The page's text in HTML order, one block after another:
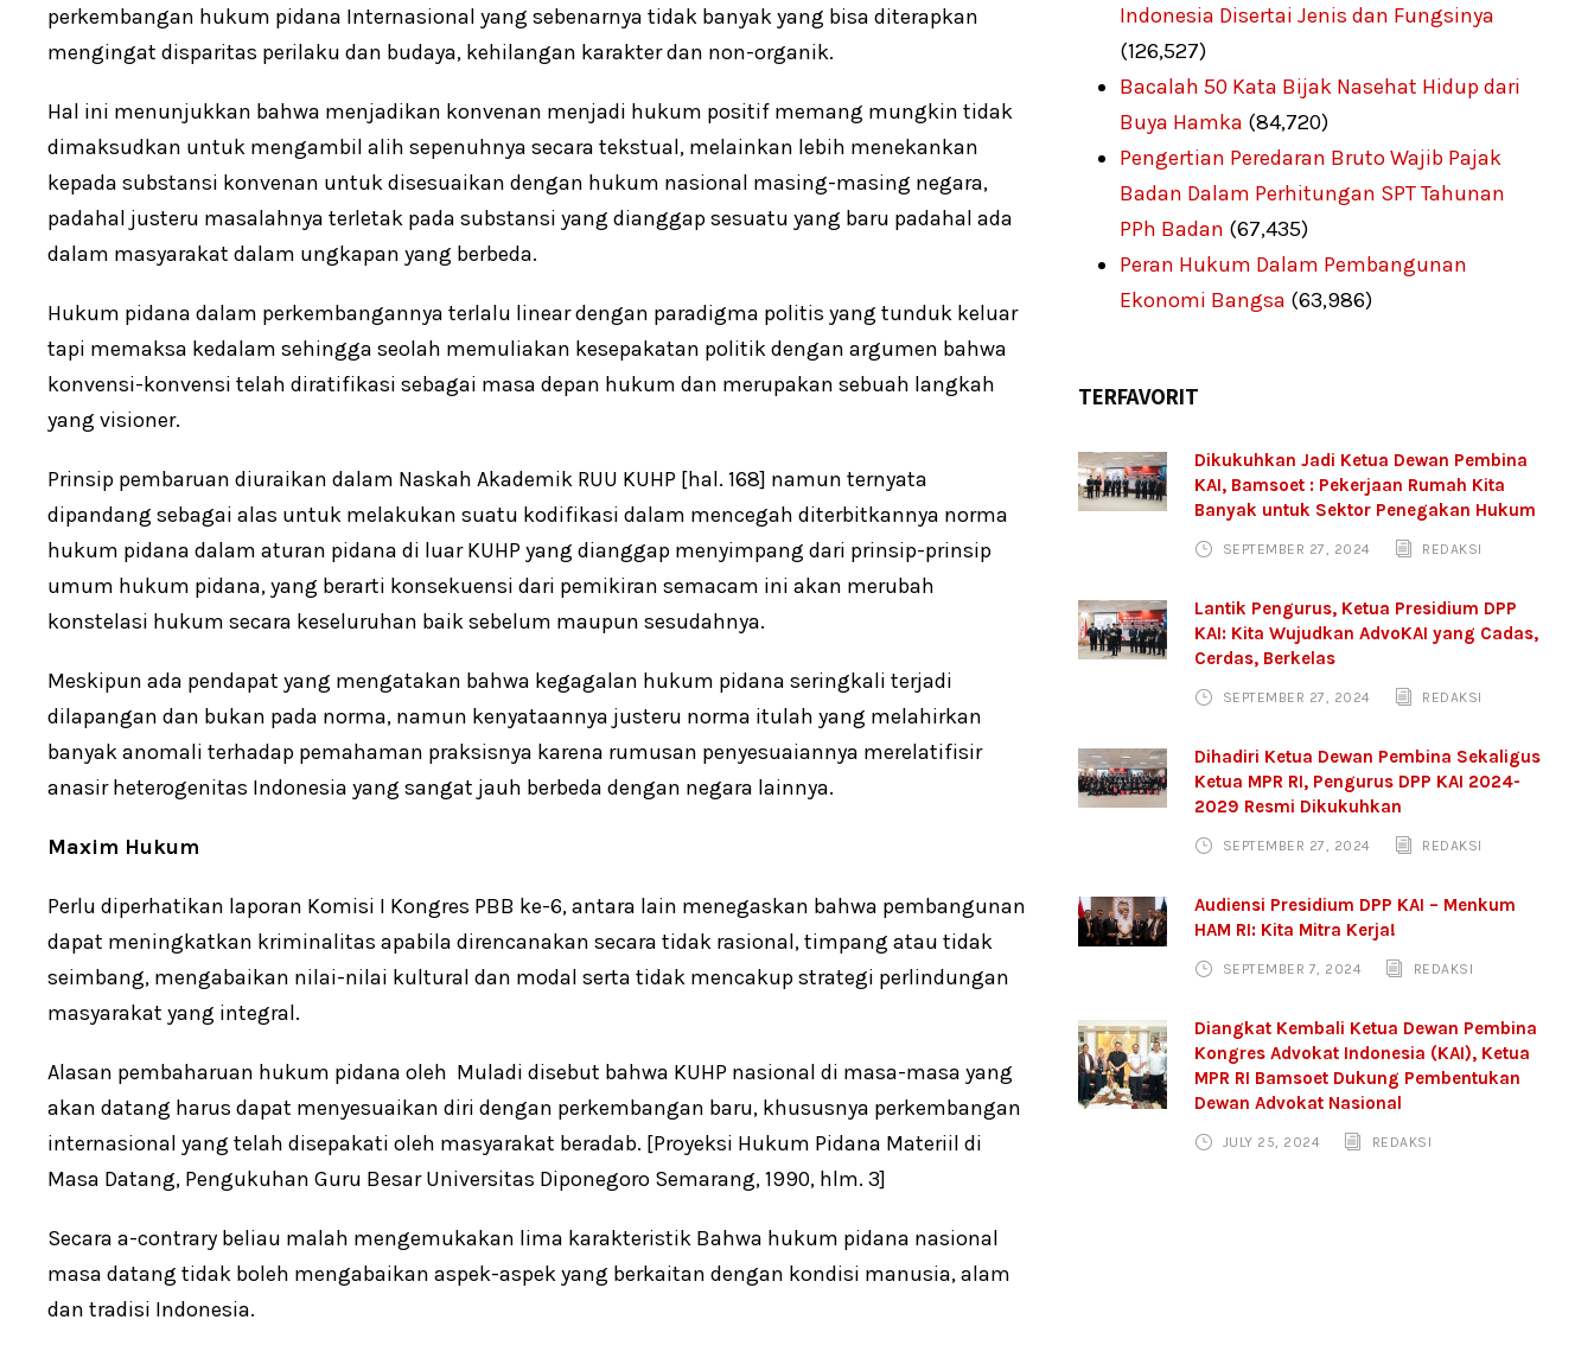
perkembangan hukum pidana Internasional yang sebenarnya tidak banyak yang bisa diterapkan
mengingat disparitas perilaku dan budaya, kehilangan karakter dan non-organik.
Hal ini menunjukkan bahwa menjadikan konvenan menjadi hukum positif memang mungkin tidak
dimaksudkan untuk mengambil alih sepenuhnya secara tekstual, melainkan lebih menekankan
kepada substansi konvenan untuk disesuaikan dengan hukum nasional masing-masing negara,
padahal justeru masalahnya terletak pada substansi yang dianggap sesuatu yang baru padahal ada
dalam masyarakat dalam ungkapan yang berbeda.
Hukum pidana dalam perkembangannya terlalu linear dengan paradigma politis yang tunduk keluar
tapi memaksa kedalam sehingga seolah memuliakan kesepakatan politik dengan argumen bahwa
konvensi-konvensi telah diratifikasi sebagai masa depan hukum dan merupakan sebuah langkah
yang visioner.
Prinsip pembaruan diuraikan dalam Naskah Akademik RUU KUHP [hal. 168] namun ternyata
dipandang sebagai alas untuk melakukan suatu kodifikasi dalam mencegah diterbitkannya norma
hukum pidana dalam aturan pidana di luar KUHP yang dianggap menyimpang dari prinsip-prinsip
umum hukum pidana, yang berarti konsekuensi dari pemikiran semacam ini akan merubah
konstelasi hukum secara keseluruhan baik sebelum maupun sesudahnya.
Meskipun ada pendapat yang mengatakan bahwa kegagalan hukum pidana seringkali terjadi
dilapangan dan bukan pada norma, namun kenyataannya justeru norma itulah yang melahirkan
banyak anomali terhadap pemahaman praksisnya karena rumusan penyesuaiannya merelatifisir
anasir heterogenitas Indonesia yang sangat jauh berbeda dengan negara lainnya.
Maxim Hukum
Perlu diperhatikan laporan Komisi I Kongres PBB ke-6, antara lain menegaskan bahwa pembangunan
dapat meningkatkan kriminalitas apabila direncanakan secara tidak rasional, timpang atau tidak
seimbang, mengabaikan nilai-nilai kultural dan modal serta tidak mencakup strategi perlindungan
masyarakat yang integral.
Alasan pembaharuan hukum pidana oleh Muladi disebut bahwa KUHP nasional di masa-masa yang
akan datang harus dapat menyesuaikan diri dengan perkembangan baru, khususnya perkembangan
internasional yang telah disepakati oleh masyarakat beradab. [Proyeksi Hukum Pidana Materiil di
Masa Datang, Pengukuhan Guru Besar Universitas Diponegoro Semarang, 1990, hlm. 3]
Secara a-contrary beliau malah mengemukakan lima karakteristik Bahwa hukum pidana nasional
masa datang tidak boleh mengabaikan aspek-aspek yang berkaitan dengan kondisi manusia, alam
dan tradisi Indonesia.
Indonesia Disertai Jenis dan Fungsinya
(126,527)
Bacalah 50 Kata Bijak Nasehat Hidup dari
Buya Hamka (84,720)
Pengertian Peredaran Bruto Wajib Pajak
Badan Dalam Perhitungan SPT Tahunan
PPh Badan (67,435)
Peran Hukum Dalam Pembangunan
Ekonomi Bangsa (63,986)
TERFAVORIT
Dikukuhkan Jadi Ketua Dewan Pembina
KAI, Bamsoet : Pekerjaan Rumah Kita
Banyak untuk Sektor Penegakan Hukum
SEPTEMBER 27, 2024 REDAKSI
Lantik Pengurus, Ketua Presidium DPP
KAI: Kita Wujudkan AdvoKAI yang Cadas,
Cerdas, Berkelas
SEPTEMBER 27, 2024 REDAKSI
Dihadiri Ketua Dewan Pembina Sekaligus
Ketua MPR RI, Pengurus DPP KAI 2024-
2029 Resmi Dikukuhkan
SEPTEMBER 27, 2024 REDAKSI
Audiensi Presidium DPP KAI – Menkum
HAM RI: Kita Mitra Kerja!
SEPTEMBER 7, 2024 REDAKSI
Diangkat Kembali Ketua Dewan Pembina
Kongres Advokat Indonesia (KAI), Ketua
MPR RI Bamsoet Dukung Pembentukan
Dewan Advokat Nasional
JULY 25, 2024 REDAKSI